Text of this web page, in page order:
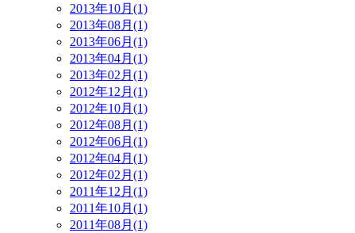
2013年10月(1)
2013年08月(1)
2013年06月(1)
2013年04月(1)
2013年02月(1)
2012年12月(1)
2012年10月(1)
2012年08月(1)
2012年06月(1)
2012年04月(1)
2012年02月(1)
2011年12月(1)
2011年10月(1)
2011年08月(1)